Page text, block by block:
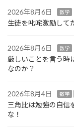
2026年8月6日 数学
生徒を叱咤激励して
2026年8月6日 数学
厳しいことを言う時
なのか？
2026年8月4日 数学
三角比は勉強の自信
な！